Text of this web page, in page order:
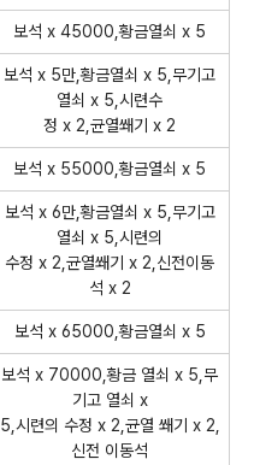
보석 x 45000,황금열쇠 x 5
보석 x 5만,황금열쇠 x 5,무기고
열쇠 x 5,시련수
정 x 2,균열쐐기 x 2
보석 x 55000,황금열쇠 x 5
보석 x 6만,황금열쇠 x 5,무기고
열쇠 x 5,시련의
수정 x 2,균열쐐기 x 2,신전이동
석 x 2
보석 x 65000,황금열쇠 x 5
보석 x 70000,황금 열쇠 x 5,무
기고 열쇠 x
5,시련의 수정 x 2,균열 쐐기 x 2,
신전 이동석